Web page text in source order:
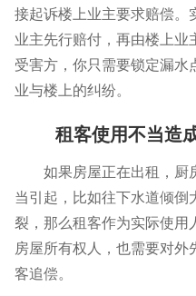
接起诉楼上业主要求赔偿。
业主先行赔付，再由楼上
受害方，你只需要锁定漏
业与楼上的纠纷。
租客使用不当造
如果房屋正在出租，厨
当引起，比如往下水道倾
裂，那么租客作为实际使用
房屋所有权人，也需要对
客追偿。